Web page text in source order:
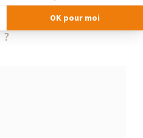
comment ça marche
?
OK pour moi